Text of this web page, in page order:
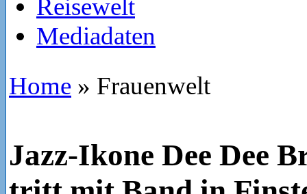
Reisewelt
Mediadaten
Home » Frauenwelt
Jazz-Ikone Dee Dee